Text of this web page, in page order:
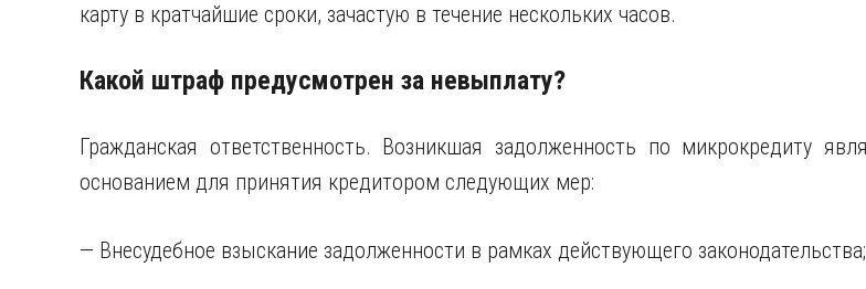
карту в кратчайшие сроки, зачастую в течение нескольких часов.
Какой штраф предусмотрен за невыплату?
Гражданская ответственность. Возникшая задолженность по микрокредиту
основанием для принятия кредитором следующих мер:
— Внесудебное взыскание задолженности в рамках действующего законодательства;